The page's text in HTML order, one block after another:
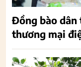
Đồng bào dân
thương mại